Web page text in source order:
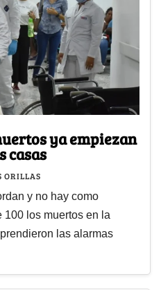
ya empiezan
casas
ORILLAS
y no hay como
100 los muertos en la
las alarmas